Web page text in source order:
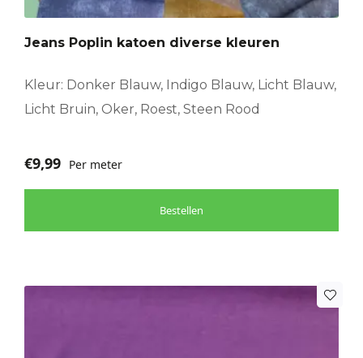
Jeans Poplin katoen diverse kleuren
Kleur: Donker Blauw, Indigo Blauw, Licht Blauw,
Licht Bruin, Oker, Roest, Steen Rood
€9,99 Per meter
Bestellen
Deze
kan
worden
op